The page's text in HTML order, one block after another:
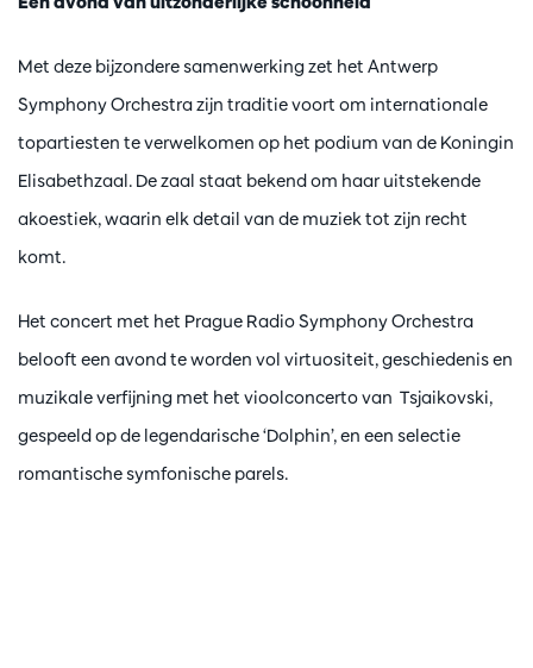
Met deze bijzondere samenwerking zet het Antwerp
Symphony Orchestra zijn traditie voort om internationale
topartiesten te verwelkomen op het podium van de Koningin
Elisabethzaal. De zaal staat bekend om haar uitstekende
akoestiek, waarin elk detail van de muziek tot zijn recht
komt.
Het concert met het Prague Radio Symphony Orchestra
belooft een avond te worden vol virtuositeit, geschiedenis en
muzikale verfijning met het vioolconcerto van Tsjaikovski,
gespeeld op de legendarische ‘Dolphin’, en een selectie
romantische symfonische parels.